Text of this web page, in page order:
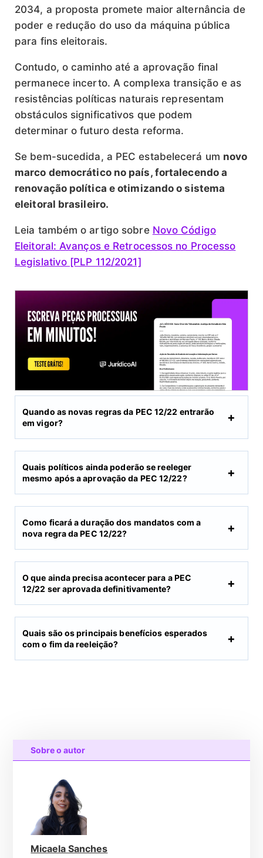
2034, a proposta promete maior alternância de
poder e redução do uso da máquina pública
para fins eleitorais.
Contudo, o caminho até a aprovação final
permanece incerto. A complexa transição e as
resistências políticas naturais representam
obstáculos significativos que podem
determinar o futuro desta reforma.
Se bem-sucedida, a PEC estabelecerá um novo
marco democrático no país, fortalecendo a
renovação política e otimizando o sistema
eleitoral brasileiro.
Leia também o artigo sobre Novo Código
Eleitoral: Avanços e Retrocessos no Processo
Legislativo [PLP 112/2021]
Quando as novas regras da PEC 12/22 entrarão
em vigor?
Quais políticos ainda poderão se reeleger
mesmo após a aprovação da PEC 12/22?
Como ficará a duração dos mandatos com a
nova regra da PEC 12/22?
O que ainda precisa acontecer para a PEC
12/22 ser aprovada definitivamente?
Quais são os principais benefícios esperados
com o fim da reeleição?
Sobre o autor
Micaela Sanches